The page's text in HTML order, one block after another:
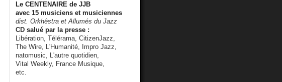
Le CENTENAIRE de JJB
avec 15 musiciens et musiciennes
dist. Orkhêstra et Allumés du Jazz
CD salué par la presse :
Libération, Télérama, CitizenJazz,
The Wire, L'Humanité, Impro Jazz,
natomusic, L'autre quotidien,
Vital Weekly, France Musique,
etc.